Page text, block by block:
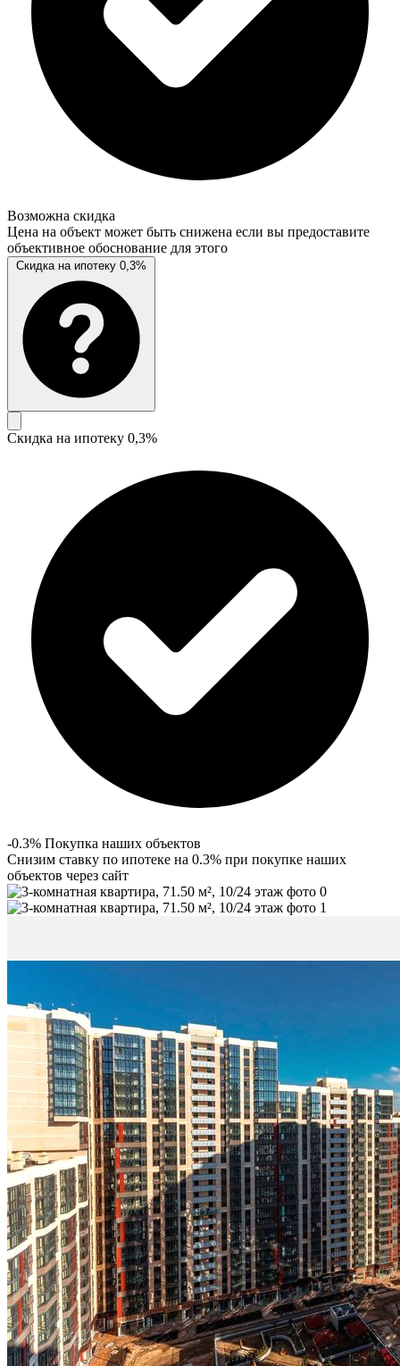
Возможна скидка
Цена на объект может быть снижена если вы предоставите
объективное обоснование для этого
Скидка на ипотеку 0,3%
Скидка на ипотеку 0,3%
-0.3% Покупка наших объектов
Снизим ставку по ипотеке на 0.3% при покупке наших
объектов через сайт